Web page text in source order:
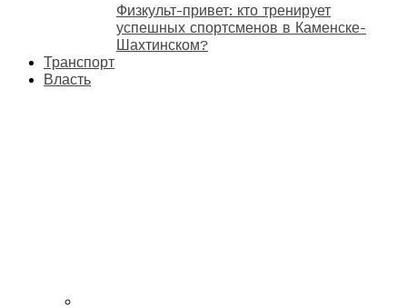
Физкульт-привет: кто тренирует
успешных спортсменов в Каменске-
Шахтинском?
Транспорт
Власть